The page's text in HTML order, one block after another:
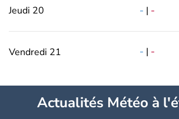
Jeudi 20 - | -
Vendredi 21 - | -
Actualités Météo à